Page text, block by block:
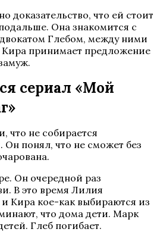
доказательство, что ей стоит
Она знакомится с
Глебом, между ними
принимает предложение
сериал «Мой
что не собирается
Он понял, что не сможет без
Он очередной раз
В это время Лилия
Кира кое-как выбираются из
что дома дети. Марк
Глеб погибает.